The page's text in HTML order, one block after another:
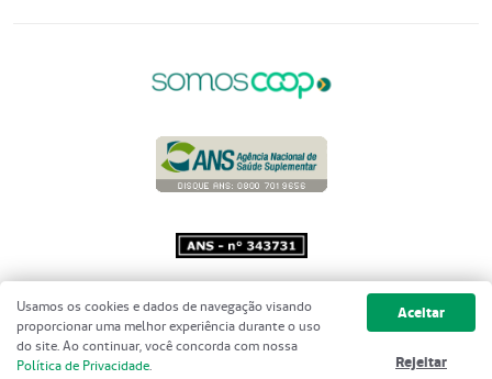
Copyright 2001 - 2026 Unimed do
Brasil - Todos os direitos reservados
Usamos os cookies e dados de navegação visando
proporcionar uma melhor experiência durante o uso
do site. Ao continuar, você concorda com nossa
Política de Privacidade.
Aceitar
Rejeitar